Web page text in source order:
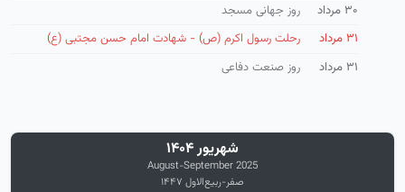
۳۰ مرداد
روز جهانی مسجد
۳۱ مرداد
رحلت رسول اکرم (ص) - شهادت امام حسن مجتبی (ع)
۳۱ مرداد
روز صنعت دفاعی
شهریور ۱۴۰۴
August-September 2025
صفر-ربیع‌الاول ۱۴۴۷